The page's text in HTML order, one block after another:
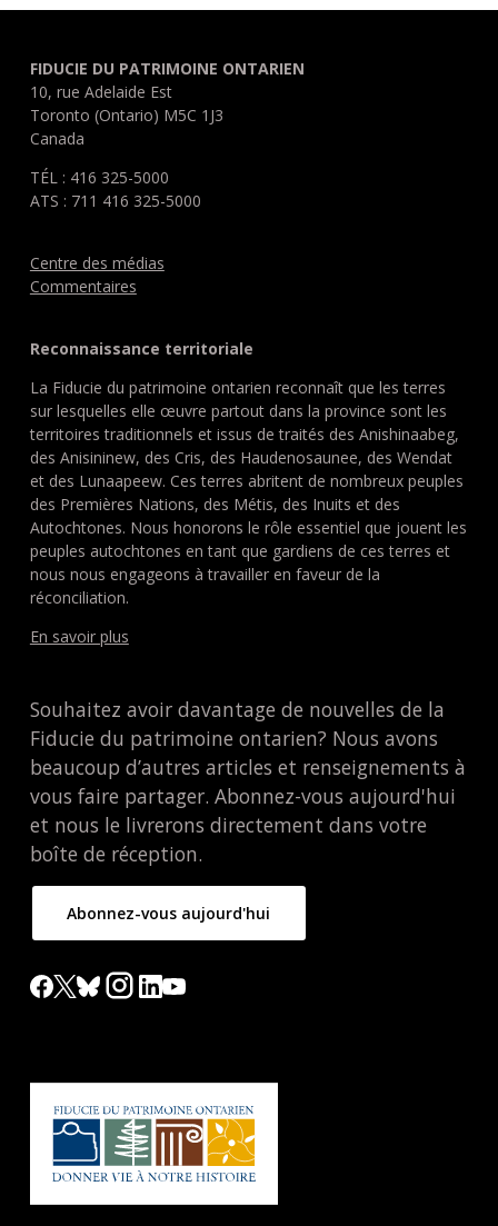
FIDUCIE DU PATRIMOINE ONTARIEN
10, rue Adelaide Est
Toronto (Ontario) M5C 1J3
Canada
TÉL : 416 325-5000
ATS : 711 416 325-5000
Centre des médias
Commentaires
Reconnaissance territoriale
La Fiducie du patrimoine ontarien reconnaît que les terres
sur lesquelles elle œuvre partout dans la province sont les
territoires traditionnels et issus de traités des Anishinaabeg,
des Anisininew, des Cris, des Haudenosaunee, des Wendat
et des Lunaapeew. Ces terres abritent de nombreux peuples
des Premières Nations, des Métis, des Inuits et des
Autochtones. Nous honorons le rôle essentiel que jouent les
peuples autochtones en tant que gardiens de ces terres et
nous nous engageons à travailler en faveur de la
réconciliation.
En savoir plus
Souhaitez avoir davantage de nouvelles de la
Fiducie du patrimoine ontarien? Nous avons
beaucoup d’autres articles et renseignements à
vous faire partager. Abonnez-vous aujourd'hui
et nous le livrerons directement dans votre
boîte de réception.
Abonnez-vous aujourd'hui